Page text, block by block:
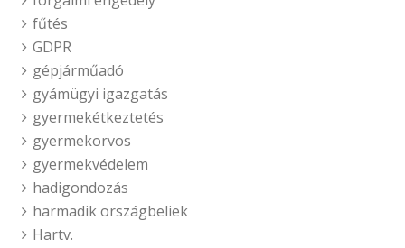
fűtés
GDPR
gépjárműadó
gyámügyi igazgatás
gyermekétkeztetés
gyermekorvos
gyermekvédelem
hadigondozás
harmadik országbeliek
Hartv.